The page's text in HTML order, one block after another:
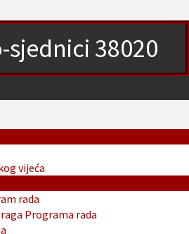
sjednici 38020
vijeća
rada
Programa rada